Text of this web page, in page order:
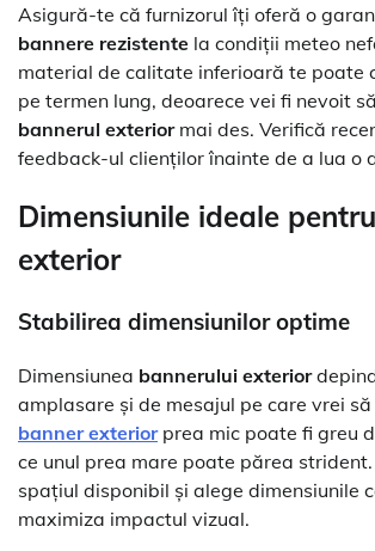
Asigură-te că furnizorul îți oferă o
bannere rezistente la condiții meteo
material de calitate inferioară te poate
pe termen lung, deoarece vei fi nevoit
bannerul exteriormai des. Verifică
feedback-ul clienților înainte de a lua o
Dimensiunile ideale pentru
exterior
Stabilirea dimensiunilor optime
Dimensiunea bannerului exterior
amplasare și de mesajul pe care vrei
banner exteriorprea mic poate fi greu
ce unul prea mare poate părea
spațiul disponibil și alege dimensiunile
maximiza impactul vizual.